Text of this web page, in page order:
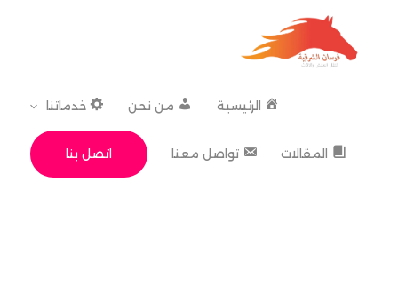
المحتوى
الرئيسية من نحن خدماتنا
المقالات تواصل معنا اتصل بنا